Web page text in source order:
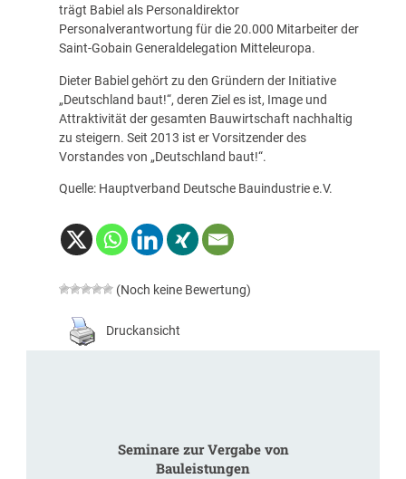
trägt Babiel als Personaldirektor
Personalverantwortung für die 20.000 Mitarbeiter der
Saint-Gobain Generaldelegation Mitteleuropa.
Dieter Babiel gehört zu den Gründern der Initiative
„Deutschland baut!“, deren Ziel es ist, Image und
Attraktivität der gesamten Bauwirtschaft nachhaltig
zu steigern. Seit 2013 ist er Vorsitzender des
Vorstandes von „Deutschland baut!“.
Quelle: Hauptverband Deutsche Bauindustrie e.V.
(Noch keine Bewertung)
Druckansicht
Seminare zur Vergabe von
Bauleistungen